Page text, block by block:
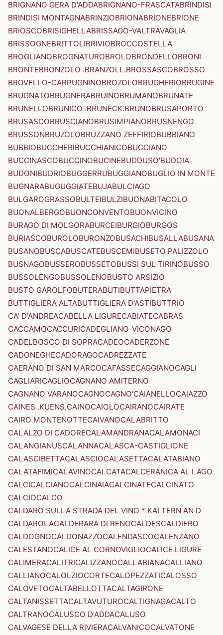
BRIGNANO GERA D'ADDABRIGNANO-FRASCATABRINDISI
BRINDISI MONTAGNABRINZIOBRIONABRIONEBRIONE
BRIOSCOBRISIGHELLABRISSAGO-VALTRAVAGLIA
BRISSOGNEBRITTOLIBRIVIOBROCCOSTELLA
BROGLIANOBROGNATUROBROLOBRONDELLOBRONI
BRONTEBRONZOLO .BRANZOLL.BROSSASCOBROSSO
BROVELLO-CARPUGNINOBROZOLOBRUGHERIOBRUGINE
BRUGNATOBRUGNERABRUINOBRUMANOBRUNATE
BRUNELLOBRUNICO .BRUNECK.BRUNOBRUSAPORTO
BRUSASCOBRUSCIANOBRUSIMPIANOBRUSNENGO
BRUSSONBRUZOLOBRUZZANO ZEFFIRIOBUBBIANO
BUBBIOBUCCHERIBUCCHIANICOBUCCIANO
BUCCINASCOBUCCINOBUCINEBUDDUSO'BUDOIA
BUDONIBUDRIOBUGGERRUBUGGIANOBUGLIO IN MONTE
BUGNARABUGUGGIATEBUJABULCIAGO
BULGAROGRASSOBULTEIBULZIBUONABITACOLO
BUONALBERGOBUONCONVENTOBUONVICINO
BURAGO DI MOLGORABURCEIBURGIOBURGOS
BURIASCOBUROLOBURONZOBUSACHIBUSALLABUSANA
BUSANOBUSCABUSCATEBUSCEMIBUSETO PALIZZOLO
BUSNAGOBUSSEROBUSSETOBUSSI SUL TIRINOBUSSO
BUSSOLENGOBUSSOLENOBUSTO ARSIZIO
BUSTO GAROLFOBUTERABUTIBUTTAPIETRA
BUTTIGLIERA ALTABUTTIGLIERA D'ASTIBUTTRIO
CA' D'ANDREACABELLA LIGURECABIATECABRAS
CACCAMOCACCURICADEGLIANO-VICONAGO
CADELBOSCO DI SOPRACADEOCADERZONE
CADONEGHECADORAGOCADREZZATE
CAERANO DI SAN MARCOCAFASSECAGGIANOCAGLI
CAGLIARICAGLIOCAGNANO AMITERNO
CAGNANO VARANOCAGNOCAGNO'CAIANELLOCAIAZZO
CAINES .KUENS.CAINOCAIOLOCAIRANOCAIRATE
CAIRO MONTENOTTECAIVANOCALABRITTO
CALALZO DI CADORECALAMANDRANACALAMONACI
CALANGIANUSCALANNACALASCA-CASTIGLIONE
CALASCIBETTACALASCIOCALASETTACALATABIANO
CALATAFIMICALAVINOCALCATACALCERANICA AL LAGO
CALCICALCIANOCALCINAIACALCINATECALCINATO
CALCIOCALCO
CALDARO SULLA STRADA DEL VINO * KALTERN AN D
CALDAROLACALDERARA DI RENOCALDESCALDIERO
CALDOGNOCALDONAZZOCALENDASCOCALENZANO
CALESTANOCALICE AL CORNOVIGLIOCALICE LIGURE
CALIMERACALITRICALIZZANOCALLABIANACALLIANO
CALLIANOCALOLZIOCORTECALOPEZZATICALOSSO
CALOVETOCALTABELLOTTACALTAGIRONE
CALTANISSETTACALTAVUTUROCALTIGNAGACALTO
CALTRANOCALUSCO D'ADDACALUSO
CALVAGESE DELLA RIVIERACALVANICOCALVATONE